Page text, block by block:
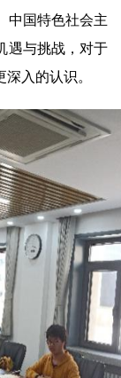
中国特色社会主
遇与挑战，对于
入的认识。